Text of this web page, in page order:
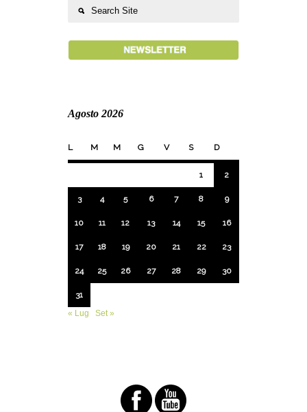
Agosto 2026
L M M G V S D
1 2
3 4 5 6 7 8 9
10 11 12 13 14 15 16
17 18 19 20 21 22 23
24 25 26 27 28 29 30
31
« Lug
Set »